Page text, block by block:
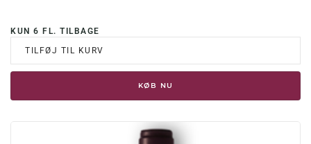
KUN 6 FL. TILBAGE
TILFØJ TIL KURV
KØB NU